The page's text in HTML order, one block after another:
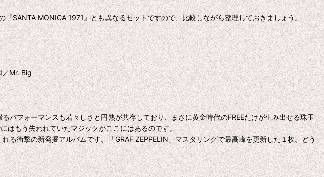
SANTA MONICA 1971』とも異なるセットですので、比較しながら整理しておきましょう。
Mr. Big
フォーマンスも若々しさと円熟が共存しており、まさに黄金時代のFREEだけが生み出せる珠玉
はもう失われていたマジックがここにはあるのです。
衝撃の新発掘アルバムです。「GRAF ZEPPELIN」マスタリングで最高峰を更新した１枚。どう